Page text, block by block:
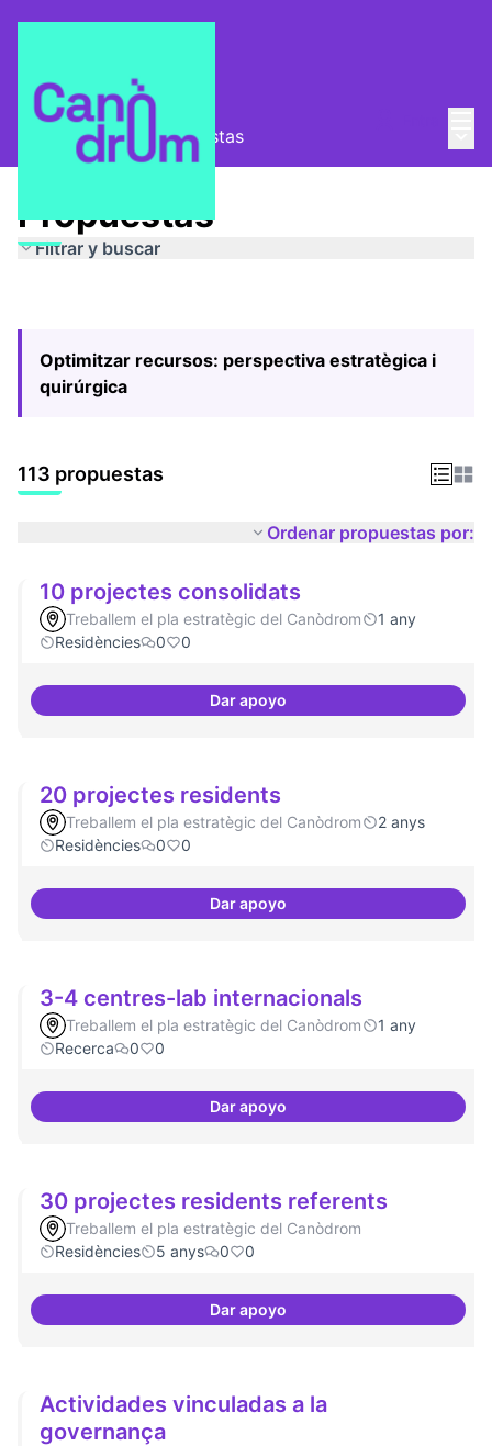
Pla Estratègic Propuestas
Propuestas
Filtrar y buscar
Optimitzar recursos: perspectiva estratègica i
quirúrgica
113 propuestas
Ordenar propuestas por:
10 projectes consolidats
Treballem el pla estratègic del Canòdrom
1 any
Residències
0 0
Dar apoyo10 projectes consolidats
20 projectes residents
Treballem el pla estratègic del Canòdrom
2 anys
Residències
0 0
Dar apoyo20 projectes residents
3-4 centres-lab internacionals
Treballem el pla estratègic del Canòdrom
1 any
Recerca
0 0
Dar apoyo3-4 centres-lab internacionals
30 projectes residents referents
Treballem el pla estratègic del Canòdrom
Residències
5 anys 0 0
Dar apoyo30 projectes residents referents
Actividades vinculadas a la
governança